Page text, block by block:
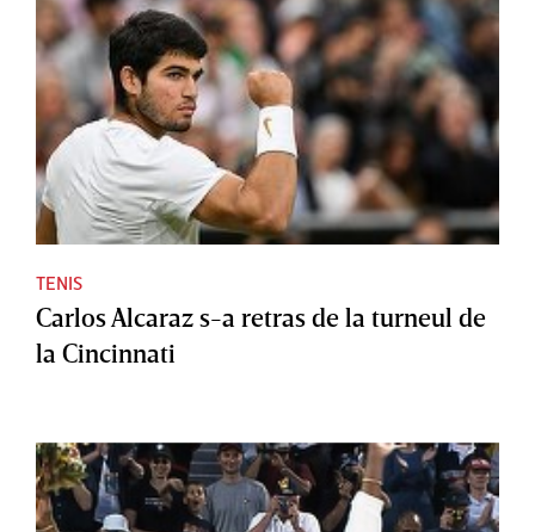
TENIS
Carlos Alcaraz s-a retras de la turneul de
la Cincinnati